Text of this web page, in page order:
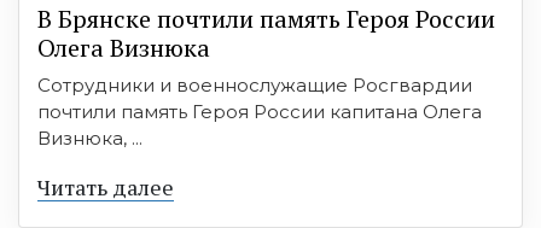
В Брянске почтили память Героя России
Олега Визнюка
Сотрудники и военнослужащие Росгвардии
почтили память Героя России капитана Олега
Визнюка, ...
Читать далее